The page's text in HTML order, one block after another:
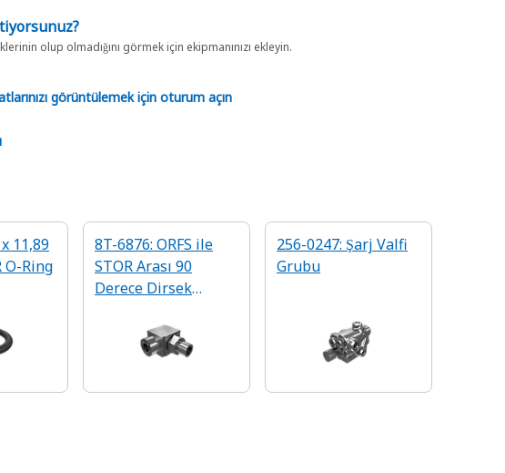
olup olmadığını görmek için ekipmanınızı ekleyin.
görüntülemek için oturum açın
11,89
O-Ring
8T-6876: ORFS ile
STOR Arası 90
Derece Dirsek
256-0247: Şarj Valfi
Grubu